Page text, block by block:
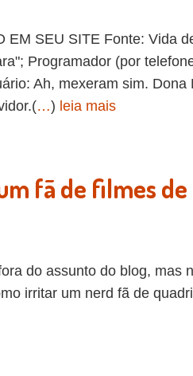
EM SEU SITE Fonte: Vida
Programador (por
Ah, mexeram sim.
…) leia mais
fã de filmes
do assunto do blog, mas
irritar um nerd fã de